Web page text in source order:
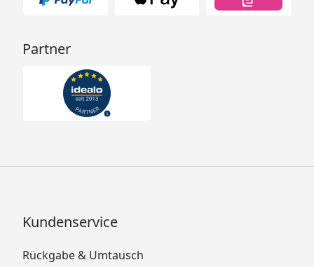
Partner
Kundenservice
Rückgabe & Umtausch